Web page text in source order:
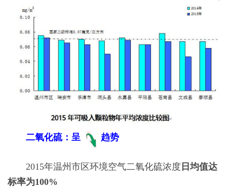
二氧化硫：呈 趋势
2015年温州市区环境空气二氧化硫浓度 日均值达
标率为100%